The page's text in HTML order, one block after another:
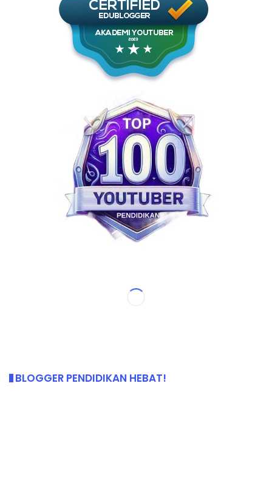
BLOGGER PENDIDIKAN HEBAT!